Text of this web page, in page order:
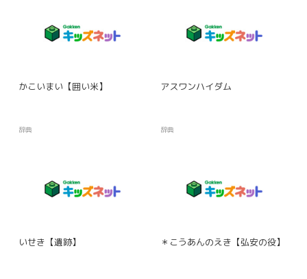
かこいまい【囲い米】
辞典
アスワンハイダム
辞典
いせき【遺跡】 ＊こうあんのえき【弘安の役】